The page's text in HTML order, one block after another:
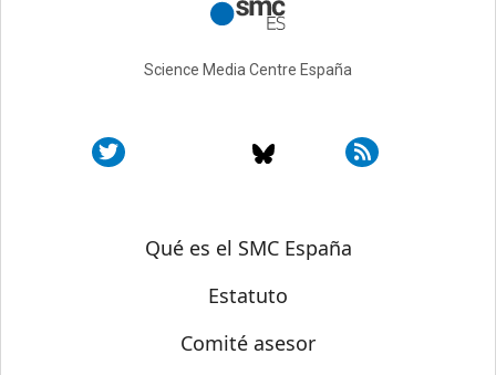
Science Media Centre España
Sobre SMC España
Qué es el SMC España
Estatuto
Comité asesor